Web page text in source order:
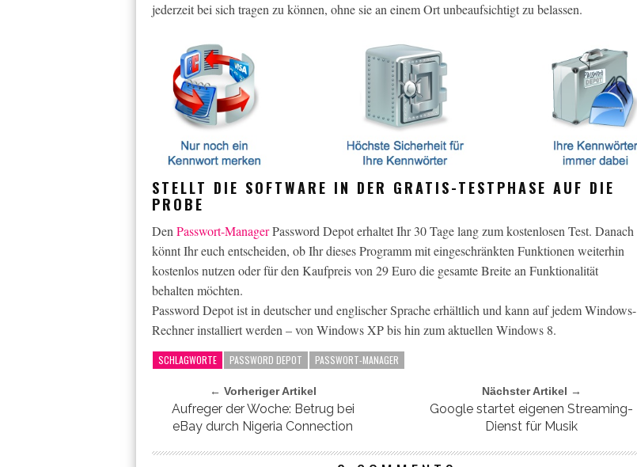
jederzeit bei sich tragen zu können, ohne sie an einem Ort unbeaufsichtigt zu belassen.
STELLT DIE SOFTWARE IN DER GRATIS-TESTPHASE AUF DIE
PROBE
DenPasswort-ManagerPassword Depot erhaltet Ihr 30 Tage lang zum kostenlosen Test. Danach
könnt Ihr euch entscheiden, ob Ihr dieses Programm mit eingeschränkten Funktionen weiterhin
kostenlos nutzen oder für den Kaufpreis von 29 Euro die gesamte Breite an Funktionalität
behalten möchten.
Password Depot ist in deutscher und englischer Sprache erhältlich und kann auf jedem Windows-
Rechner installiert werden – von Windows XP bis hin zum aktuellen Windows 8.
SCHLAGWORTE PASSWORD DEPOT PASSWORT-MANAGER
← Vorheriger Artikel
Aufreger der Woche: Betrug bei
eBay durch Nigeria Connection
Nächster Artikel →
Google startet eigenen Streaming-
Dienst für Musik